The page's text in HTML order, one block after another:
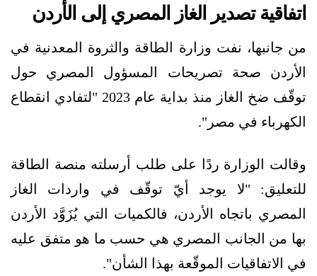
اتفاقية تصدير الغاز المصري إلى الأردن
من جانبها، نفت وزارة الطاقة والثروة المعدنية في
الأردن صحة تصريحات المسؤول المصري حول
توقّف ضخ الغاز منذ بداية عام 2023 "لتفادي انقطاع
الكهرباء في مصر".
وقالت الوزارة ردًا على طلب أرسلته منصة الطاقة
للتعليق: "لا يوجد أيّ توقّف في واردات الغاز
المصري باتجاه الأردن، فالكميات التي يُزَوَّد الأردن
بها من الجانب المصري هي حسب ما هو متفق عليه
في الاتفاقيات الموقّعة بهذا الشأن".